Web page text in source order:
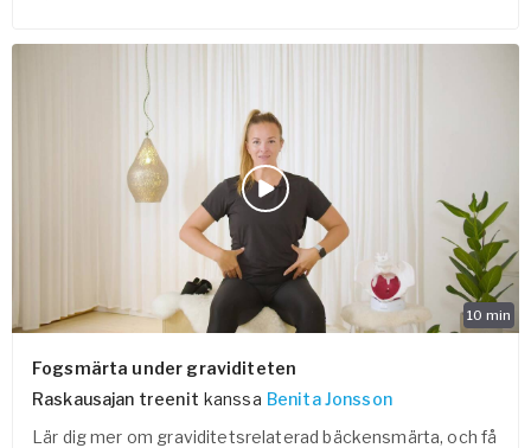
10 min
Fogsmärta under graviditeten
Raskausajan treenit kanssa Benita Jonsson
Lär dig mer om graviditetsrelaterad bäckensmärta, och få